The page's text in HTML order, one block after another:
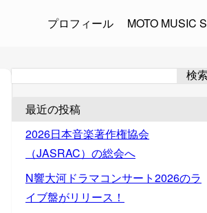
プロフィール MOTO MUSIC
検索
最近の投稿
2026日本音楽著作権協会
（JASRAC）の総会へ
N響大河ドラマコンサート2026のラ
イブ盤がリリース！